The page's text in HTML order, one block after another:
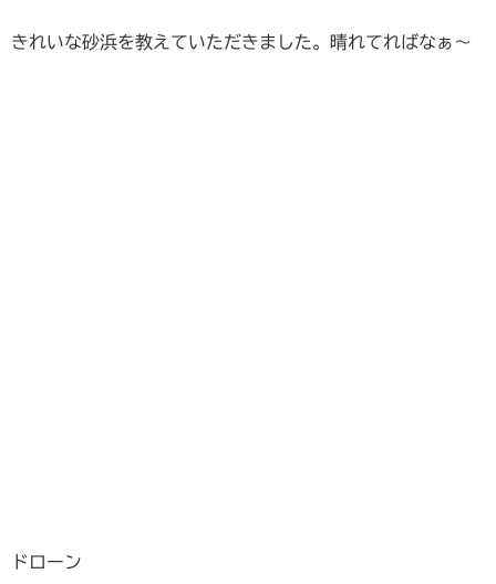
きれいな砂浜を教えていただきました。晴れてればなぁ～
ドローン